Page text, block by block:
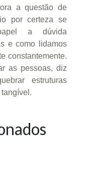
a questão de
por certeza se
a dúvida
e como lidamos
constantemente.
as pessoas, diz
estruturas